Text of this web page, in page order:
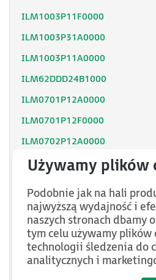
ILM1003P11F0000
ILM1003P31A0000
ILM1003P11A0000
ILM62DDD24B1000
ILM0701P12A0000
ILM0701P12F0000
ILM0702P12A0000
ILM0702P12F0000
ILM62DCA000
ILM1002P11A0000
VW3E702100000
ILM1401M01F0000
Podobnie jak na hali
najwyższą wydajność i
naszych stronach dbamy
tym celu używamy plików
technologii śledzenia do
analitycznych i